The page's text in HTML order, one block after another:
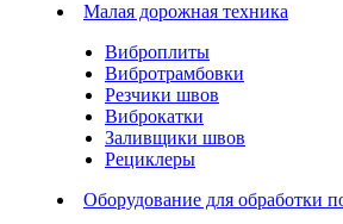
Малая дорожная техника
Виброплиты
Вибротрамбовки
Резчики швов
Виброкатки
Заливщики швов
Рециклеры
Оборудование для обработки